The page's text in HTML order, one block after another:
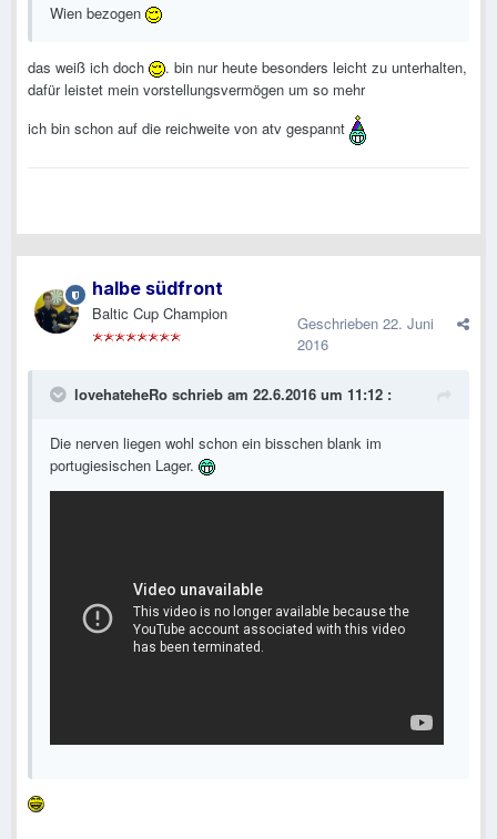
Wien bezogen
das weiß ich doch
. bin nur heute besonders leicht zu unterhalten,
dafür leistet mein vorstellungsvermögen um so mehr
ich bin schon auf die reichweite von atv gespannt
halbe südfront
Baltic Cup Champion Geschrieben 22. Juni
2016
lovehateheRo schrieb am 22.6.2016 um 11:12 :
Die nerven liegen wohl schon ein bisschen blank im
portugiesischen Lager.